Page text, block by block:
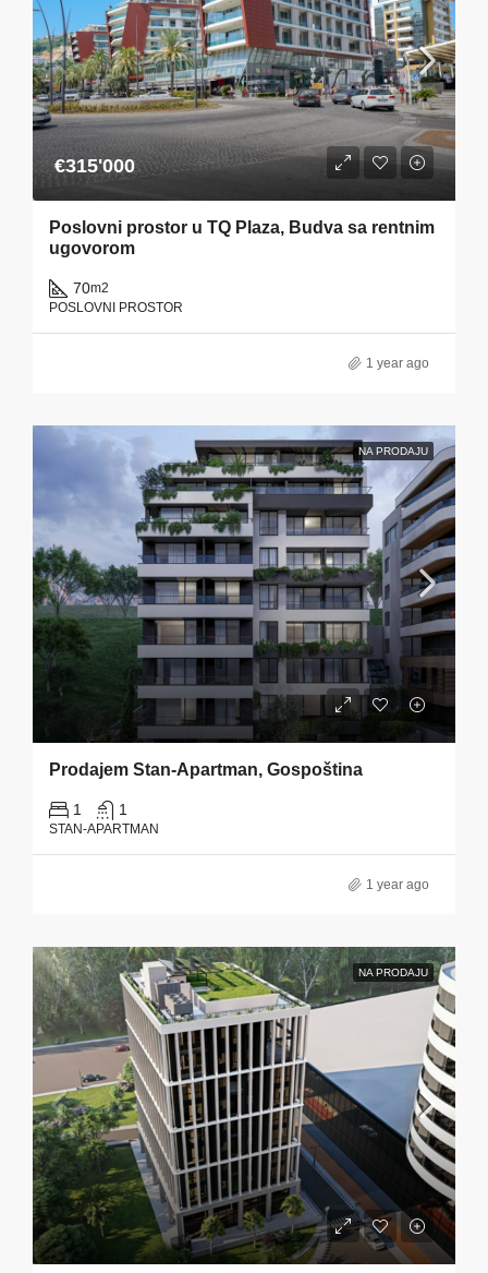
€315'000
Poslovni prostor u TQ Plaza, Budva sa rentnim
ugovorom
70m2
POSLOVNI PROSTOR
1 year ago
NA PRODAJU
Prodajem Stan-Apartman, Gospoština
1 1
STAN-APARTMAN
1 year ago
NA PRODAJU